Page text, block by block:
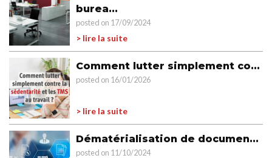
burea...
posted on 17/09/2024
> lire la suite
Comment lutter simplement co...
posted on 16/01/2026
> lire la suite
Dématérialisation de documen...
posted on 11/10/2024